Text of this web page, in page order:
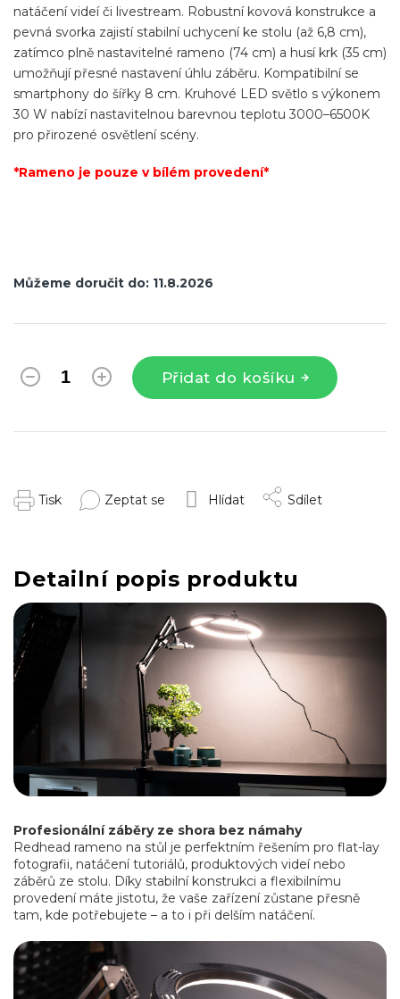
Můžeme doručit do: 11.8.2026
Přidat do košíku
natáčení videí či livestream. Robustní kovová konstrukce a
pevná svorka zajistí stabilní uchycení ke stolu (až 6,8 cm),
zatímco plně nastavitelné rameno (74 cm) a husí krk (35 cm)
umožňují přesné nastavení úhlu záběru. Kompatibilní se
smartphony do šířky 8 cm. Kruhové LED světlo s výkonem
30 W nabízí nastavitelnou barevnou teplotu 3000–6500K
pro přirozené osvětlení scény.
*Rameno je pouze v bílém provedení*
Tisk Zeptat se Hlídat Sdílet
Detailní popis produktu
Profesionální záběry ze shora bez námahy
Redhead rameno na stůl je perfektním řešením pro flat-lay
fotografii, natáčení tutoriálů, produktových videí nebo
záběrů ze stolu. Díky stabilní konstrukci a flexibilnímu
provedení máte jistotu, že vaše zařízení zůstane přesně
tam, kde potřebujete – a to i při delším natáčení.